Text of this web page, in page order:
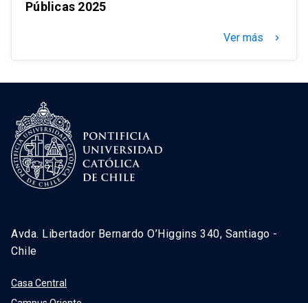
Públicas 2025
Ver más keyboard_arrow_right
Avda. Libertador Bernardo O’Higgins 340, Santiago -
Chile
Casa Central